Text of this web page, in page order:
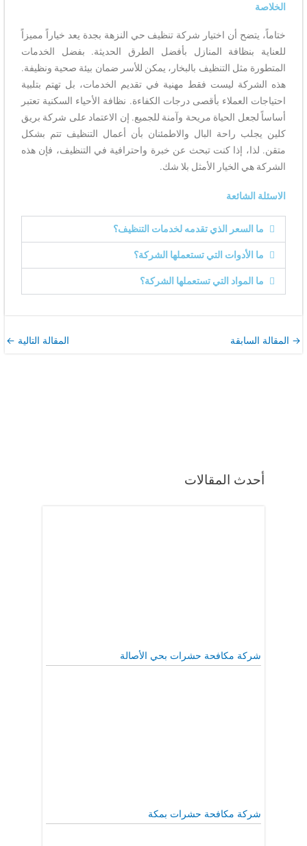
أحدث المقالات
شركة مكافحة حشرات بحي الأصالة
شركة مكافحة حشرات بمكة
الخلاصة
ختاماً، يتضح أن اختيار شركة تنظيف حي النزهة بجدة يعد خياراً مميزاً
للعناية بنظافة المنازل بأفضل الطرق الحديثة. بفضل الخدمات
المتطورة مثل التنظيف بالبخار، يمكن للأسر ضمان بيئة صحية ونظيفة.
هذه الشركة ليست فقط مهنية في تقديم الخدمات، بل تهتم بتلبية
احتياجات العملاء بأقصى درجات الكفاءة. نظافة الأحياء السكنية تعتبر
أساساً لجعل الحياة مريحة وآمنة للجميع. إن الاعتماد على شركة بريق
كلين يجلب راحة البال والاطمئنان بأن أعمال التنظيف تتم بشكل
متقن. لذا، إذا كنت تبحث عن خبرة واحترافية في التنظيف، فإن هذه
الشركة هي الخيار الأمثل بلا شك.
الاسئلة الشائعة
ما السعر الذي تقدمه لخدمات التنظيف؟
ما الأدوات التي تستعملها الشركة؟
ما المواد التي تستعملها الشركة؟
→ المقالة السابقة المقالة التالية ←